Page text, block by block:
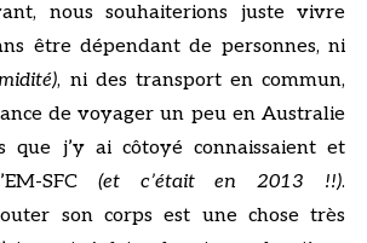
nous souhaiterions juste vivre
être dépendant de personnes, ni
, ni des transport en commun,
de voyager un peu en Australie
que j’y ai côtoyé connaissaient et
SFC(et c’était en 2013 !!).
son corps est une chose très